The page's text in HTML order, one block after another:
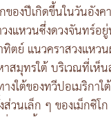
ของปีเกิดขึ้นในวันอัง
งแหวนซึ่งดวงจันทร์อ
ทิตย์ แนวคราสวงแหว
สมุทรใต้ บริเวณที่เห็
งใต้ของทวีปอเมริกา
วนเล็ก ๆ ของเม็กซิโก